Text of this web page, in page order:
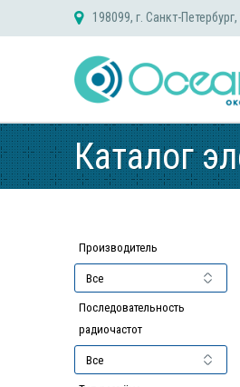
198099, г. Санкт-
Каталог
Производитель
Последовательность
радиочастот